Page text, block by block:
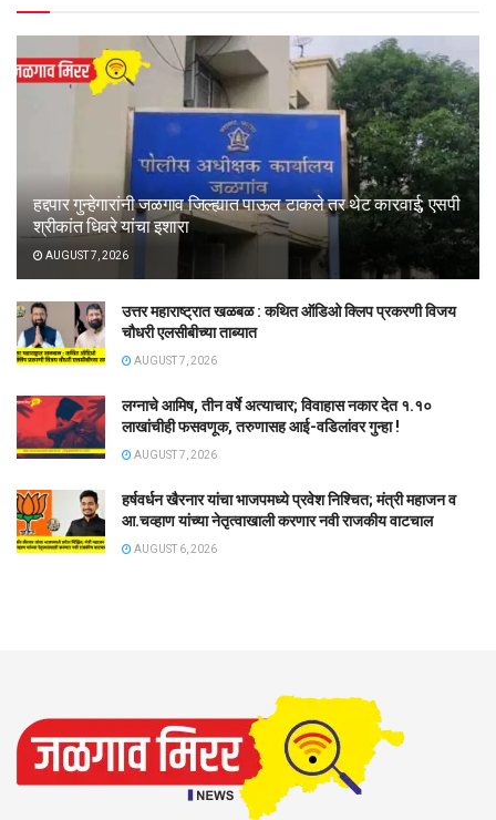
हद्दपार गुन्हेगारांनी जळगाव जिल्ह्यात पाऊल टाकले तर थेट कारवाई; एसपी
श्रीकांत धिवरे यांचा इशारा
AUGUST 7, 2026
उत्तर महाराष्ट्रात खळबळ : कथित ऑडिओ क्लिप प्रकरणी विजय
चौधरी एलसीबीच्या ताब्यात
AUGUST 7, 2026
लग्नाचे आमिष, तीन वर्षे अत्याचार; विवाहास नकार देत १.१०
लाखांचीही फसवणूक, तरुणासह आई-वडिलांवर गुन्हा !
AUGUST 7, 2026
हर्षवर्धन खैरनार यांचा भाजपमध्ये प्रवेश निश्चित; मंत्री महाजन व
आ.चव्हाण यांच्या नेतृत्वाखाली करणार नवी राजकीय वाटचाल
AUGUST 6, 2026